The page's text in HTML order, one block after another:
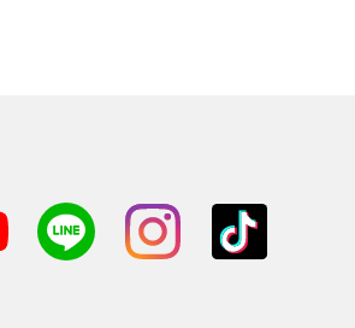
のふるさと納税